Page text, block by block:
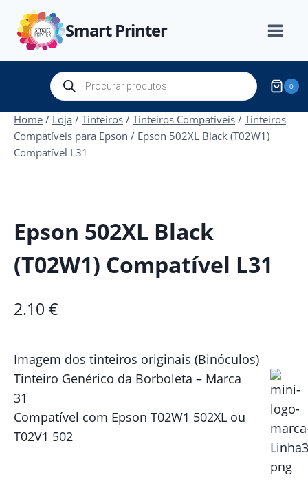
content
Smart Printer
Products
search 0
Home / Loja / Tinteiros / Tinteiros Compatíveis / Tinteiros
Compatíveis para Epson / Epson 502XL Black (T02W1)
Compatível L31
Epson 502XL Black
(T02W1) Compatível L31
2.10 €
Imagem dos tinteiros originais (Binóculos)
Tinteiro Genérico da Borboleta – Marca
31
Compatível com Epson T02W1 502XL ou
T02V1 502